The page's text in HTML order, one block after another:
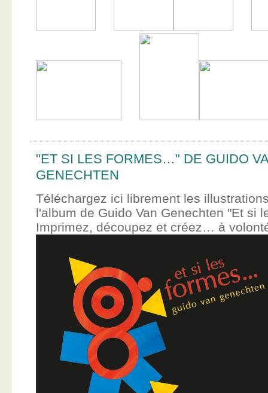
"ET SI LES FORMES…" DE GUIDO
GENECHTEN
Téléchargez ici librement les
l'album de Guido Van Genechten "Et si
Imprimez, découpez et créez… à